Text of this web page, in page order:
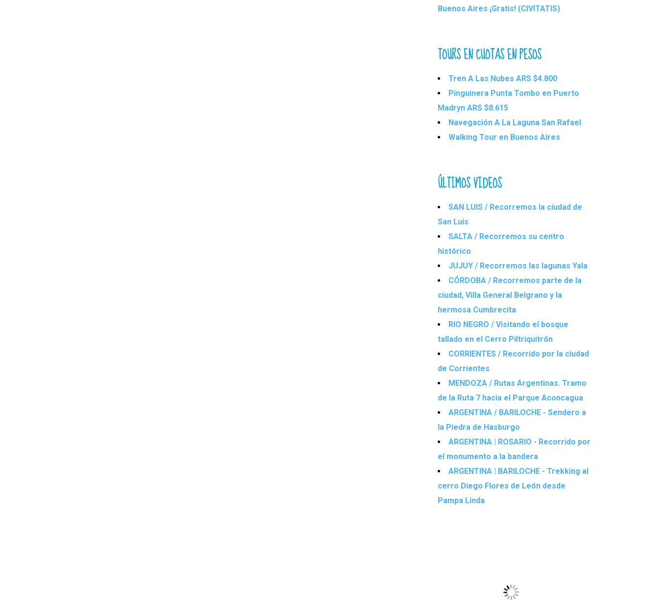
Buenos Aires ¡Gratis! (CIVITATIS)
TOURS EN CUOTAS EN PESOS
Tren A Las Nubes ARS $4.800
Pinguinera Punta Tombo en Puerto
Madryn ARS $8.615
Navegación A La Laguna San Rafael
Walking Tour en Buenos Aires
ÚLTIMOS VIDEOS
SAN LUIS / Recorremos la ciudad de
San Luis
SALTA / Recorremos su centro
histórico
JUJUY / Recorremos las lagunas Yala
CÓRDOBA / Recorremos parte de la
ciudad, Villa General Belgrano y la
hermosa Cumbrecita
RIO NEGRO / Visitando el bosque
tallado en el Cerro Piltriquitrón
CORRIENTES / Recorrido por la ciudad
de Corrientes
MENDOZA / Rutas Argentinas. Tramo
de la Ruta 7 hacia el Parque Aconcagua
ARGENTINA / BARILOCHE - Sendero a
la Piedra de Hasburgo
ARGENTINA | ROSARIO - Recorrido por
el monumento a la bandera
ARGENTINA | BARILOCHE - Trekking al
cerro Diego Flores de León desde
Pampa Linda